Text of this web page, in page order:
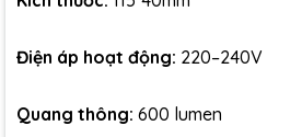
Điện áp hoạt động: 220–240V
Quang thông: 600 lumen